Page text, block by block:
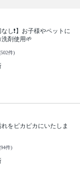
なし❗️】お子様やペットに
剤使用🌱
件)
をピカピカにいたしま
件)